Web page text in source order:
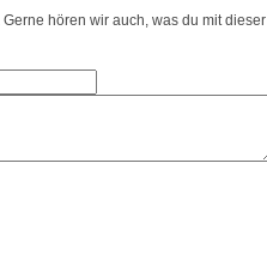
hören wir auch, was du mit dieser